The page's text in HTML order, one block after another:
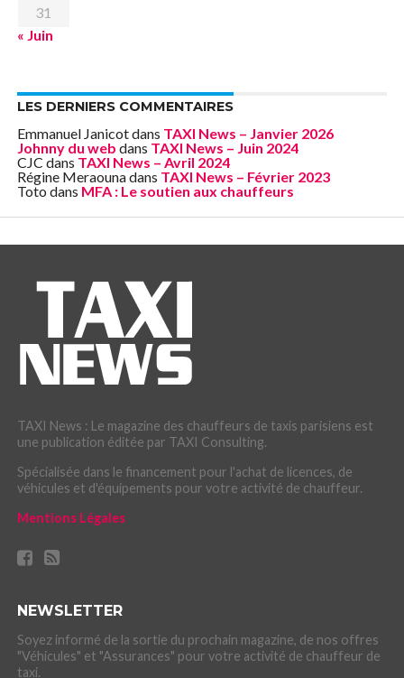
31
« Juin
LES DERNIERS COMMENTAIRES
Emmanuel Janicotdans TAXI News – Janvier 2026
Johnny du web dans TAXI News – Juin 2024
CJC dans TAXI News – Avril 2024
Régine Meraounadans TAXI News – Février 2023
Toto dans MFA : Le soutien aux chauffeurs
TAXI News : Le magazine des chauffeurs de taxis parisiens est
une publication éditée par TAXI Consulting.
Spécialisée dans le financement pour l'achat de licences, de
véhicules et d'équipements pour votre activité de chauffeur.
Mentions Légales
NEWSLETTER
Soyez informé de la sortie du prochain magazine, de nos offres
"Véhicules" et "Assurances" pour votre activité de chauffeur de
taxi.